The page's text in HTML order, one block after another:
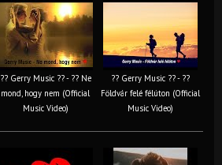
?? Gerry Music ?? - ?? Ne
mond, hogy nem (Official
Music Video)
?? Gerry Music ?? - ??
Földvár felé félúton (Official
Music Video)